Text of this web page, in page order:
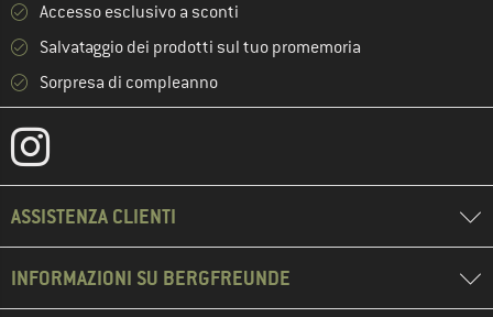
Accesso esclusivo a sconti
Salvataggio dei prodotti sul tuo promemoria
Sorpresa di compleanno
ASSISTENZA CLIENTI
INFORMAZIONI SU BERGFREUNDE